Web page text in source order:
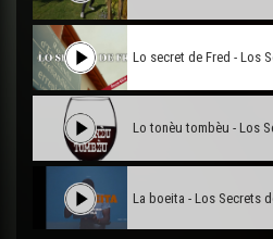
Lo secret de Fred - Los
Lo tonèu tombèu - Los
La boeita - Los Secrets